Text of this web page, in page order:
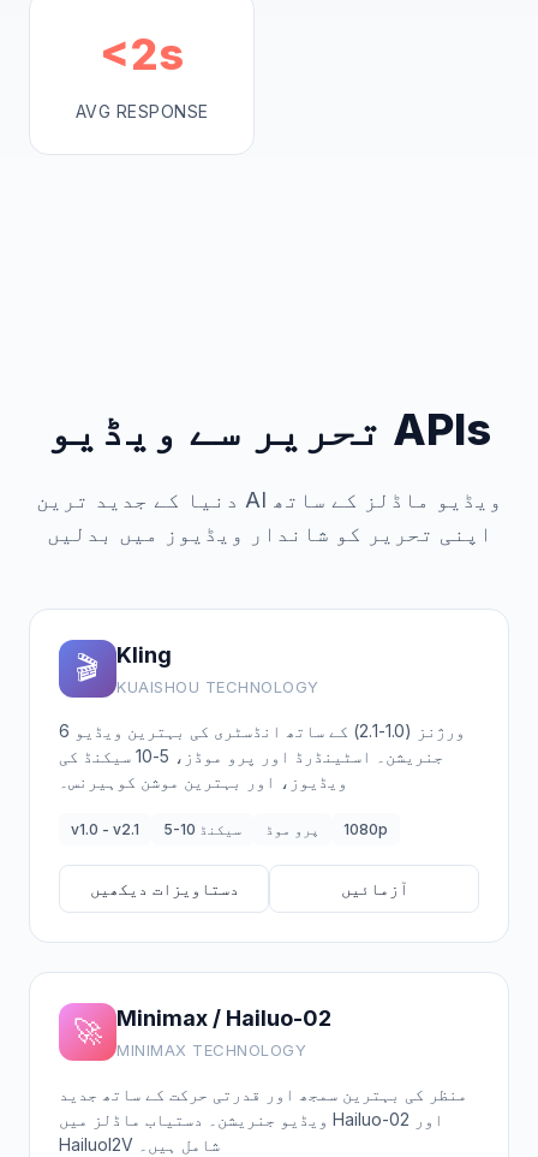
<2s
AVG RESPONSE
تحریر سے ویڈیو APIs
دنیا کے جدید ترین AI ویڈیو ماڈلز کے ساتھ
اپنی تحریر کو شاندار ویڈیوز میں بدلیں
🎬 Kling
KUAISHOU TECHNOLOGY
6 ورژنز (1.0-2.1) کے ساتھ انڈسٹری کی بہترین ویڈیو
جنریشن۔ اسٹینڈرڈ اور پرو موڈز، 5-10 سیکنڈ کی
ویڈیوز، اور بہترین موشن کوہیرنس۔
v1.0 - v2.1 5-10 سیکنڈ پرو موڈ 1080p
دستاویزات دیکھیں آزمائیں
🚀 Minimax / Hailuo-02
MINIMAX TECHNOLOGY
منظر کی بہترین سمجھ اور قدرتی حرکت کے ساتھ جدید
ویڈیو جنریشن۔ دستیاب ماڈلز میں Hailuo-02 اور
HailuoI2V شامل ہیں۔